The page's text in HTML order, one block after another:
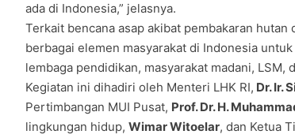
ada di Indonesia,” jelasnya.
Terkait bencana asap akibat pembakaran
berbagai elemen masyarakat di Indonesia
lembaga pendidikan, masyarakat madani, LSM,
Kegiatan ini dihadiri oleh Menteri LHK RI, Dr. Ir.
Pertimbangan MUI Pusat, Prof. Dr. H.
lingkungan hidup, Wimar Witoelar, dan Ketua